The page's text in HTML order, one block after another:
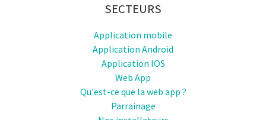
SECTEURS
Application mobile
Application Android
Application IOS
Web App
Qu'est-ce que la web app ?
Parrainage